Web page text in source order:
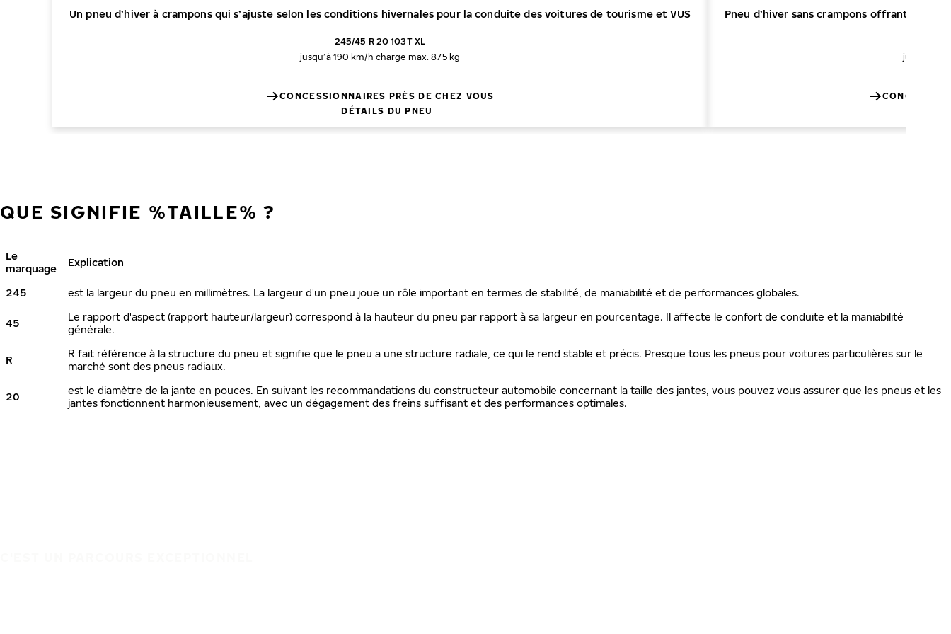
Un pneu d’hiver à crampons qui s’ajuste selon les conditions hivernales pour la conduite des voitures de tourisme et VUS
245/45 R 20 103T XL
jusqu’à 190 km/h charge max. 875 kg
CONCESSIONNAIRES PRÈS DE CHEZ VOUS
DÉTAILS DU PNEU
Pneu d’hiver sans crampons offrant une
jusqu’à
QUE SIGNIFIE %TAILLE% ?
Le
marquage
Explication
245 est la largeur du pneu en millimètres. La largeur d'un pneu joue un rôle important en termes de stabilité, de maniabilité et de performances globales.
45
Le rapport d'aspect (rapport hauteur/largeur) correspond à la hauteur du pneu par rapport à sa largeur en pourcentage. Il affecte le confort de conduite et la maniabilité
générale.
R
R fait référence à la structure du pneu et signifie que le pneu a une structure radiale, ce qui le rend stable et précis. Presque tous les pneus pour voitures particulières sur le
marché sont des pneus radiaux.
20
est le diamètre de la jante en pouces. En suivant les recommandations du constructeur automobile concernant la taille des jantes, vous pouvez vous assurer que les pneus et les
jantes fonctionnent harmonieusement, avec un dégagement des freins suffisant et des performances optimales.